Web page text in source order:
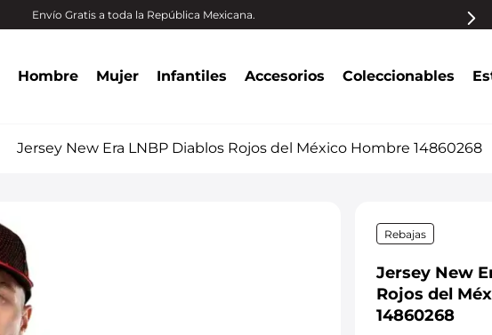
Envío Gratis a toda la República Mexicana.
Hombre Mujer Infantiles Accesorios Coleccionables
Jersey New Era LNBP Diablos Rojos del México Hombre 14860268
Rebajas
Jersey New
Rojos del
14860268